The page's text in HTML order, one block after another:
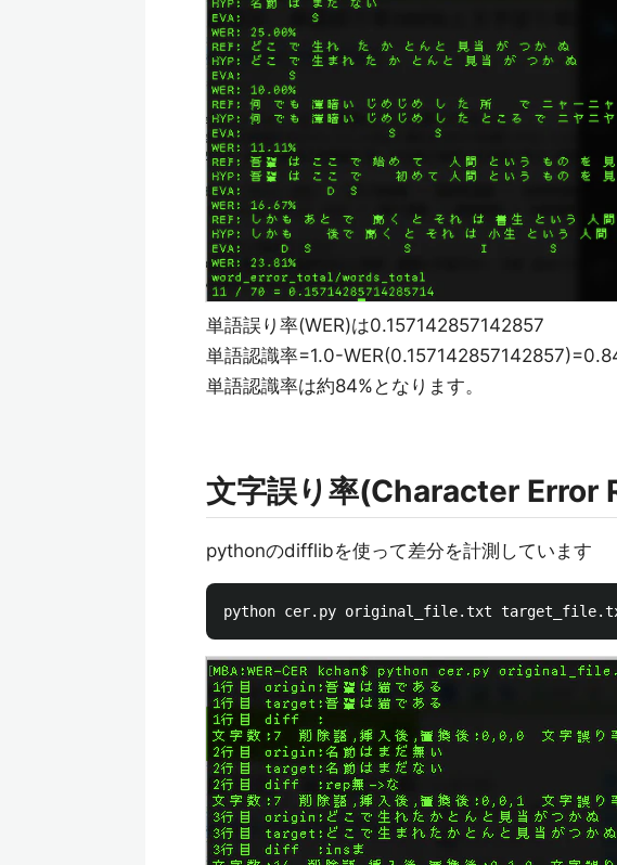
単語誤り率(WER)は0.157142857142857
単語認識率=1.0-
単語認識率は約84%となります。
文字誤り率(Character Error
pythonのdifflibを使って差分を計測しています